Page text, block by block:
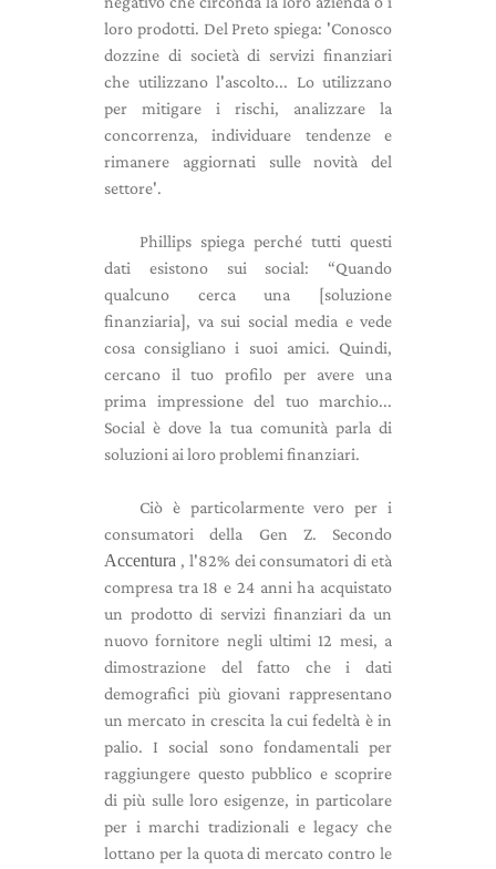
loro prodotti. Del Preto spiega: 'Conosco
dozzine di società di servizi finanziari
che utilizzano l'ascolto... Lo utilizzano
per mitigare i rischi, analizzare la
concorrenza, individuare tendenze e
rimanere aggiornati sulle novità del
settore'.
Phillips spiega perché tutti questi
dati esistono sui social: “Quando
qualcuno cerca una [soluzione
finanziaria], va sui social media e vede
cosa consigliano i suoi amici. Quindi,
cercano il tuo profilo per avere una
prima impressione del tuo marchio...
Social è dove la tua comunità parla di
soluzioni ai loro problemi finanziari.
Ciò è particolarmente vero per i
consumatori della Gen Z. Secondo
Accentura , l'82% dei consumatori di età
compresa tra 18 e 24 anni ha acquistato
un prodotto di servizi finanziari da un
nuovo fornitore negli ultimi 12 mesi, a
dimostrazione del fatto che i dati
demografici più giovani rappresentano
un mercato in crescita la cui fedeltà è in
palio. I social sono fondamentali per
raggiungere questo pubblico e scoprire
di più sulle loro esigenze, in particolare
per i marchi tradizionali e legacy che
lottano per la quota di mercato contro le